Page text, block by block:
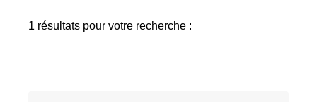
1 résultats pour votre recherche :